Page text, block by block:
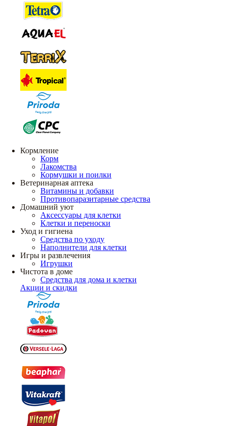
Кормление
Корм
Лакомства
Кормушки и поилки
Ветеринарная аптека
Витамины и добавки
Противопаразитарные средства
Домашний уют
Аксессуары для клетки
Клетки и переноски
Уход и гигиена
Средства по уходу
Наполнители для клетки
Игры и развлечения
Игрушки
Чистота в доме
Средства для дома и клетки
Акции и скидки